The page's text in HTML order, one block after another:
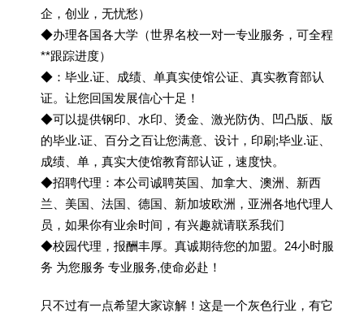
企，创业，无忧愁）
◆办理各国各大学（世界名校一对一专业服务，可全程
**跟踪进度）
◆：毕业.证、成绩、单真实使馆公证、真实教育部认
证。让您回国发展信心十足！
◆可以提供钢印、水印、烫金、激光防伪、凹凸版、版
的毕业.证、百分之百让您满意、设计，印刷;毕业.证、
成绩、单，真实大使馆教育部认证，速度快。
◆招聘代理：本公司诚聘英国、加拿大、澳洲、新西
兰、美国、法国、德国、新加坡欧洲，亚洲各地代理人
员，如果你有业余时间，有兴趣就请联系我们
◆校园代理，报酬丰厚。真诚期待您的加盟。24小时服
务 为您服务 专业服务,使命必赴！
只不过有一点希望大家谅解！这是一个灰色行业，有它